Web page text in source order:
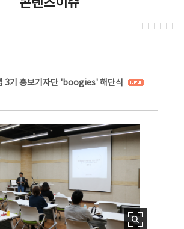
콘텐츠이슈
3기 홍보기자단 'boogies' 해단식